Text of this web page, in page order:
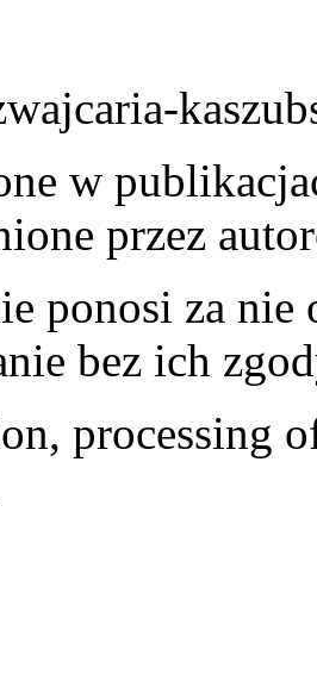
w
przez
ponosi za
bez ich
processing